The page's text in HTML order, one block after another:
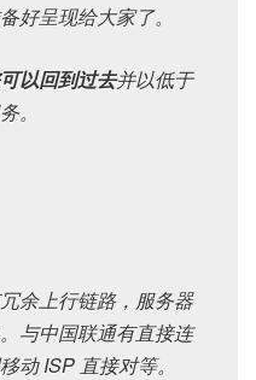
好呈现给大家了。
以回到过去并以低于
。
余上行链路，服务器
与中国联通有直接连
动 ISP 直接对等。